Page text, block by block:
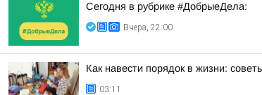
Сегодня в рубрике #ДобрыеДела:
Вчера, 22:00
Как навести порядок в жизни:
03:11